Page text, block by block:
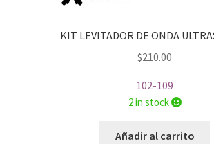
KIT LEVITADOR DE ONDA
$210.00
102-109
2 in stock
Añadir al carrito